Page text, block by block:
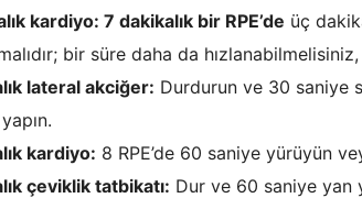
kardiyo: 7 dakikalık bir RPE’de üç
bir süre daha da
lateral akciğer: Durdurun ve 30 saniye
kardiyo: 8 RPE’de 60 saniye yürüyün
çeviklik tatbikatı: Dur ve 60 saniye yan